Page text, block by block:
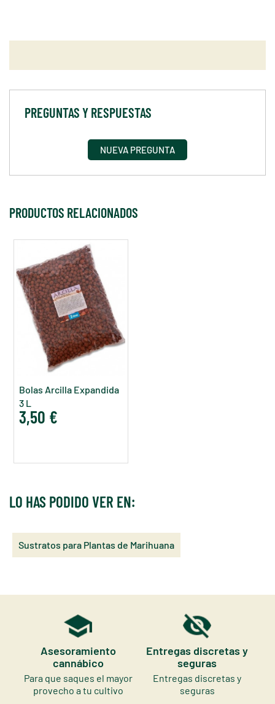
PREGUNTAS Y RESPUESTAS
NUEVA PREGUNTA
PRODUCTOS RELACIONADOS
Bolas Arcilla Expandida
3 L
3,50 €
LO HAS PODIDO VER EN:
Sustratos para Plantas de Marihuana
Asesoramiento
cannábico
Para que saques el mayor
provecho a tu cultivo
Entregas discretas y
seguras
Entregas discretas y
seguras